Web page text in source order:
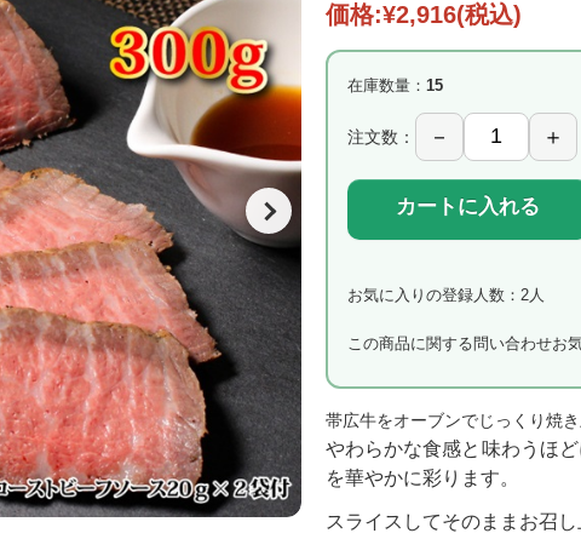
価格:¥2,916(税込)
在庫数量： 15
注文数：
カートに入れる
お気に入りの登録人数：2人
この商品に関する問い合わせお
帯広牛をオーブンでじっくり焼
やわらかな食感と味わうほ
を華やかに彩ります。
スライスしてそのままお召し